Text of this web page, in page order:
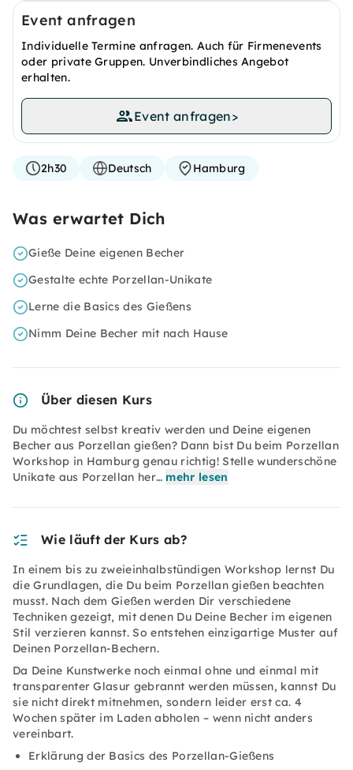
Event anfragen
Individuelle Termine anfragen. Auch für Firmenevents
oder private Gruppen. Unverbindliches Angebot
erhalten.
Event anfragen>
2h30 Deutsch Hamburg
Was erwartet Dich
Gieße Deine eigenen Becher
Gestalte echte Porzellan-Unikate
Lerne die Basics des Gießens
Nimm Deine Becher mit nach Hause
Über diesen Kurs
Du möchtest selbst kreativ werden und Deine eigenen
Becher aus Porzellan gießen? Dann bist Du beim Porzellan
Workshop in Hamburg genau richtig! Stelle wunderschöne
Unikate aus Porzellan her… mehr lesen
Wie läuft der Kurs ab?
In einem bis zu zweieinhalbstündigen Workshop lernst Du
die Grundlagen, die Du beim Porzellan gießen beachten
musst. Nach dem Gießen werden Dir verschiedene
Techniken gezeigt, mit denen Du Deine Becher im eigenen
Stil verzieren kannst. So entstehen einzigartige Muster auf
Deinen Porzellan-Bechern.
Da Deine Kunstwerke noch einmal ohne und einmal mit
transparenter Glasur gebrannt werden müssen, kannst Du
sie nicht direkt mitnehmen, sondern leider erst ca. 4
Wochen später im Laden abholen – wenn nicht anders
vereinbart.
Erklärung der Basics des Porzellan-Gießens